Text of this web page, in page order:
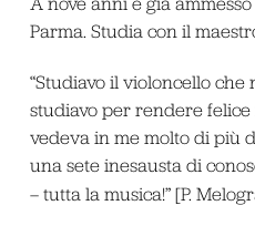
Parma. Studia con il
“Studiavo il violoncello che
studiavo per rendere
vedeva in me molto di più
una sete inesausta di
– tutta la musica!” [P.